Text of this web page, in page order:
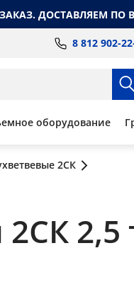
ДОСТАВЛЯЕМ ПО
8 812 902-
оборудование
2СК
2,5